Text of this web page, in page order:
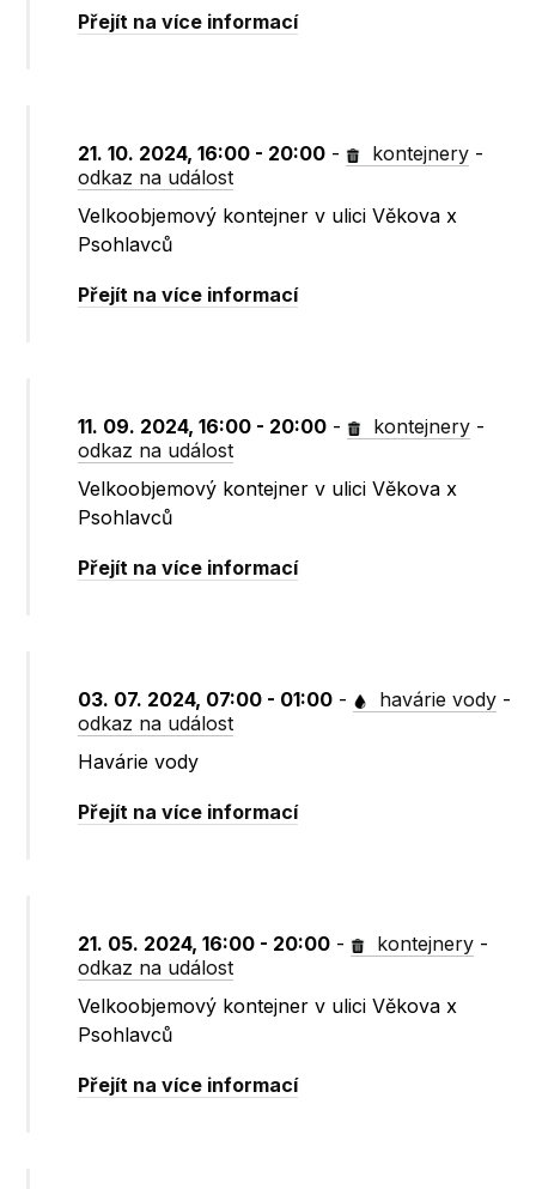
Přejít na více informací
21. 10. 2024, 16:00 - 20:00 - kontejnery -
odkaz na událost
Velkoobjemový kontejner v ulici Věkova x
Psohlavců
Přejít na více informací
11. 09. 2024, 16:00 - 20:00 - kontejnery -
odkaz na událost
Velkoobjemový kontejner v ulici Věkova x
Psohlavců
Přejít na více informací
03. 07. 2024, 07:00 - 01:00 - havárie vody -
odkaz na událost
Havárie vody
Přejít na více informací
21. 05. 2024, 16:00 - 20:00 - kontejnery -
odkaz na událost
Velkoobjemový kontejner v ulici Věkova x
Psohlavců
Přejít na více informací